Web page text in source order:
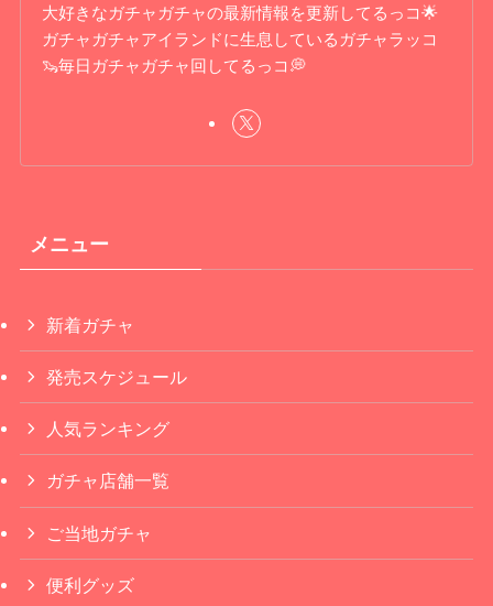
大好きなガチャガチャの最新情報を更新してるっコ🌟
ガチャガチャアイランドに生息しているガチャラッコ
🦦毎日ガチャガチャ回してるっコ💭
メニュー
新着ガチャ
発売スケジュール
人気ランキング
ガチャ店舗一覧
ご当地ガチャ
便利グッズ